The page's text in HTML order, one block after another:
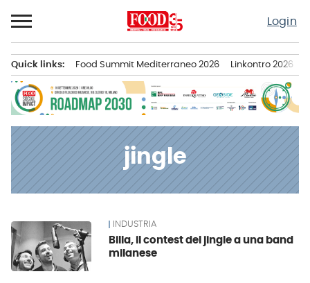
al
contenuto
Login
principale
Quick links: Food Summit Mediterraneo 2026 Linkontro 2026
jingle
News INDUSTRIA
Billa, il contest del jingle a una band
milanese